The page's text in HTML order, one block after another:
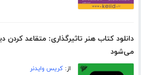
دانلود کتاب هنر تاثیرگذاری: متقاعد کردن
می‌شود
از:کریس وایدنر